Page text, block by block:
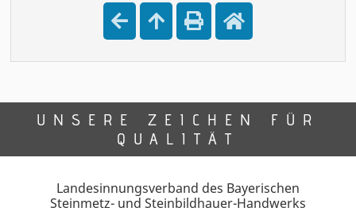
UNSERE ZEICHEN FÜR
QUALITÄT
Landesinnungsverband des Bayerischen
Steinmetz- und Steinbildhauer-Handwerks